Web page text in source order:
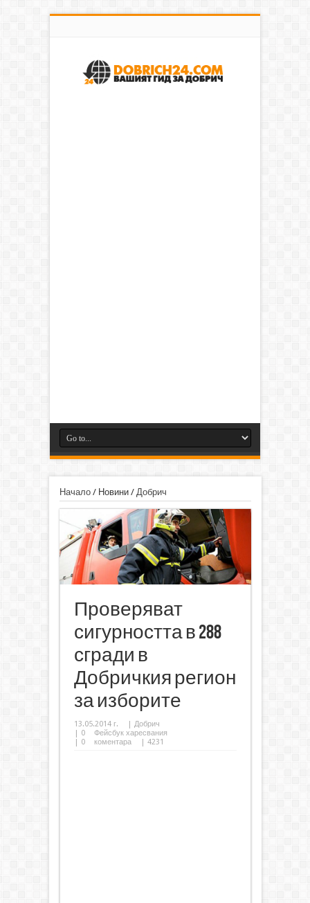
Начало/ Новини/ Добрич
Проверяват
сигурността в 288
сгради в
Добричкия регион
за изборите
13.05.2014 г. | Добрич
| 0
Фейсбук харесвания
| 0 коментара | 4231